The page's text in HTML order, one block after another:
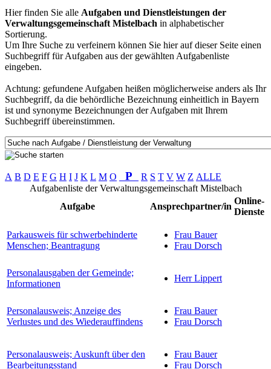
Hier finden Sie alle Aufgaben und Dienstleistungen der
Verwaltungsgemeinschaft Mistelbach in alphabetischer
Sortierung.
Um Ihre Suche zu verfeinern können Sie hier auf dieser Seite einen
Suchbegriff für Aufgaben aus der gewählten Aufgabenliste
eingeben.
Achtung: gefundene Aufgaben heißen möglicherweise anders als Ihr
Suchbegriff, da die behördliche Bezeichnung einheitlich in Bayern
ist und synonyme Bezeichnungen der Aufgaben mit Ihrem
Suchbegriff übereinstimmen.
A B D E F G H I J K L M O P R S T V W Z ALLE
Aufgabenliste der Verwaltungsgemeinschaft Mistelbach
Aufgabe
Ansprechpartner/in
Online-
Dienste
Parkausweis für schwerbehinderte
Menschen; Beantragung
Frau Bauer
Frau Dorsch
Personalausgaben der Gemeinde;
Informationen
Herr Lippert
Personalausweis; Anzeige des
Verlustes und des Wiederauffindens
Frau Bauer
Frau Dorsch
Personalausweis; Auskunft über den
Bearbeitungsstand
Frau Bauer
Frau Dorsch